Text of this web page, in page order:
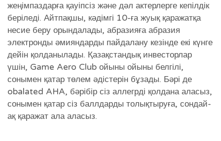
жеңімпаздарға қауіпсіз және дәл актерлерге кепілдік
беріледі. Айтпақшы, кәдімгі 10-ға жуық қаражатқа
несие беру орындалады, абразияға абразия
электронды әмияндарды пайдалану кезінде екі күнге
дейін қолданылады. Қазақстандық инвесторлар
үшін, Game Aero Club ойыны ойыны белгілі,
сонымен қатар төлем әдістерін бұзады. Бәрі де
obalated AHA, бәрібір сіз аллегрді қолдана аласыз,
сонымен қатар сіз баллдарды толықтыруға, сондай-
ақ қаражат ала аласыз.